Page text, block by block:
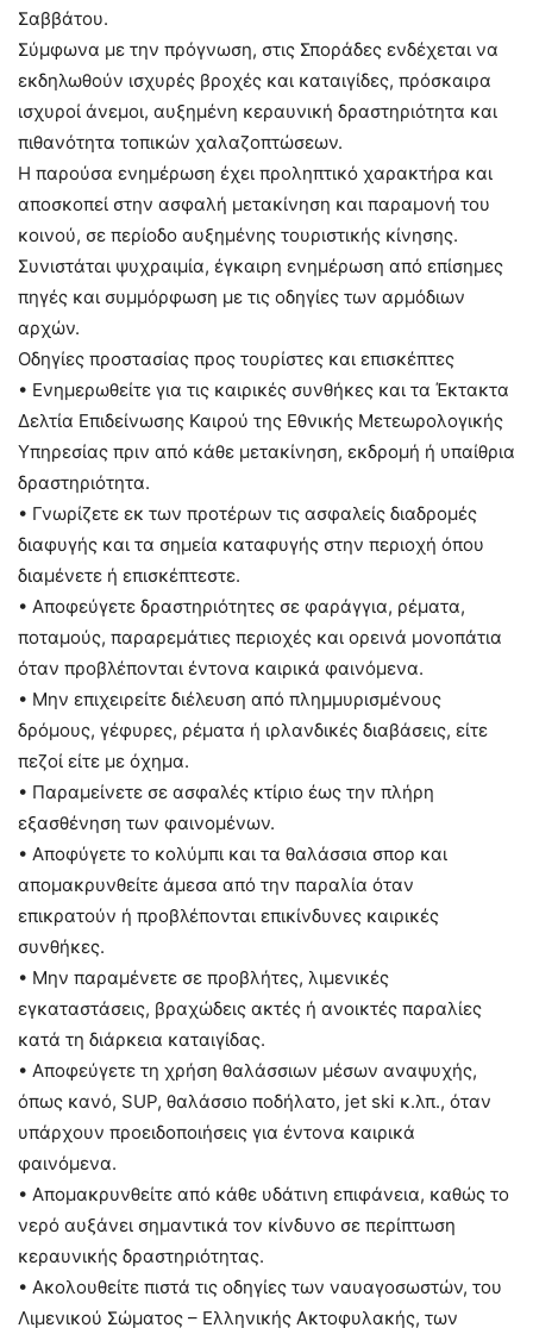
Σαββάτου.
Σύμφωνα με την πρόγνωση, στις Σποράδες ενδέχεται να
εκδηλωθούν ισχυρές βροχές και καταιγίδες, πρόσκαιρα
ισχυροί άνεμοι, αυξημένη κεραυνική δραστηριότητα και
πιθανότητα τοπικών χαλαζοπτώσεων.
Η παρούσα ενημέρωση έχει προληπτικό χαρακτήρα και
αποσκοπεί στην ασφαλή μετακίνηση και παραμονή του
κοινού, σε περίοδο αυξημένης τουριστικής κίνησης.
Συνιστάται ψυχραιμία, έγκαιρη ενημέρωση από επίσημες
πηγές και συμμόρφωση με τις οδηγίες των αρμόδιων
αρχών.
Οδηγίες προστασίας προς τουρίστες και επισκέπτες
• Ενημερωθείτε για τις καιρικές συνθήκες και τα Έκτακτα
Δελτία Επιδείνωσης Καιρού της Εθνικής Μετεωρολογικής
Υπηρεσίας πριν από κάθε μετακίνηση, εκδρομή ή υπαίθρια
δραστηριότητα.
• Γνωρίζετε εκ των προτέρων τις ασφαλείς διαδρομές
διαφυγής και τα σημεία καταφυγής στην περιοχή όπου
διαμένετε ή επισκέπτεστε.
• Αποφεύγετε δραστηριότητες σε φαράγγια, ρέματα,
ποταμούς, παραρεμάτιες περιοχές και ορεινά μονοπάτια
όταν προβλέπονται έντονα καιρικά φαινόμενα.
• Μην επιχειρείτε διέλευση από πλημμυρισμένους
δρόμους, γέφυρες, ρέματα ή ιρλανδικές διαβάσεις, είτε
πεζοί είτε με όχημα.
• Παραμείνετε σε ασφαλές κτίριο έως την πλήρη
εξασθένηση των φαινομένων.
• Αποφύγετε το κολύμπι και τα θαλάσσια σπορ και
απομακρυνθείτε άμεσα από την παραλία όταν
επικρατούν ή προβλέπονται επικίνδυνες καιρικές
συνθήκες.
• Μην παραμένετε σε προβλήτες, λιμενικές
εγκαταστάσεις, βραχώδεις ακτές ή ανοικτές παραλίες
κατά τη διάρκεια καταιγίδας.
• Αποφεύγετε τη χρήση θαλάσσιων μέσων αναψυχής,
όπως κανό, SUP, θαλάσσιο ποδήλατο, jet ski κ.λπ., όταν
υπάρχουν προειδοποιήσεις για έντονα καιρικά
φαινόμενα.
• Απομακρυνθείτε από κάθε υδάτινη επιφάνεια, καθώς το
νερό αυξάνει σημαντικά τον κίνδυνο σε περίπτωση
κεραυνικής δραστηριότητας.
• Ακολουθείτε πιστά τις οδηγίες των ναυαγοσωστών, του
Λιμενικού Σώματος – Ελληνικής Ακτοφυλακής, των